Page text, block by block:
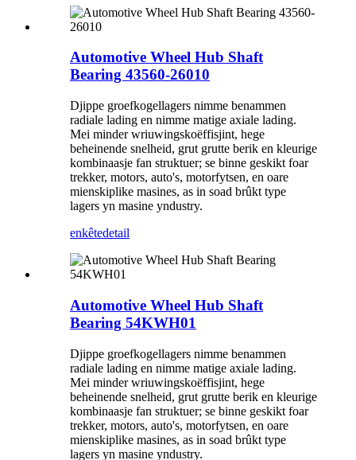
Automotive Wheel Hub Shaft
Bearing 43560-26010
Djippe groefkogellagers nimme benammen
radiale lading en nimme matige axiale lading.
Mei minder wriuwingskoëffisjint, hege
beheinende snelheid, grut grutte berik en kleurige
kombinaasje fan struktuer; se binne geskikt foar
trekker, motors, auto's, motorfytsen, en oare
mienskiplike masines, as in soad brûkt type
lagers yn masine yndustry.
enkêtedetail
Automotive Wheel Hub Shaft
Bearing 54KWH01
Djippe groefkogellagers nimme benammen
radiale lading en nimme matige axiale lading.
Mei minder wriuwingskoëffisjint, hege
beheinende snelheid, grut grutte berik en kleurige
kombinaasje fan struktuer; se binne geskikt foar
trekker, motors, auto's, motorfytsen, en oare
mienskiplike masines, as in soad brûkt type
lagers yn masine yndustry.